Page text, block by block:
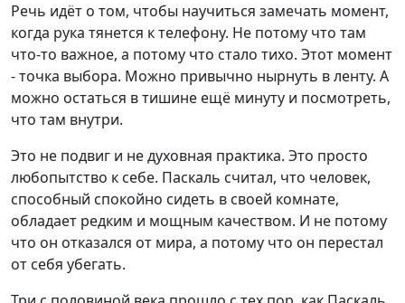
Речь идёт о том, чтобы научиться замечать момент,
когда рука тянется к телефону. Не потому что там
что-то важное, а потому что стало тихо. Этот момент
- точка выбора. Можно привычно нырнуть в ленту. А
можно остаться в тишине ещё минуту и посмотреть,
что там внутри.
Это не подвиг и не духовная практика. Это просто
любопытство к себе. Паскаль считал, что человек,
способный спокойно сидеть в своей комнате,
обладает редким и мощным качеством. И не потому
что он отказался от мира, а потому что он перестал
от себя убегать.